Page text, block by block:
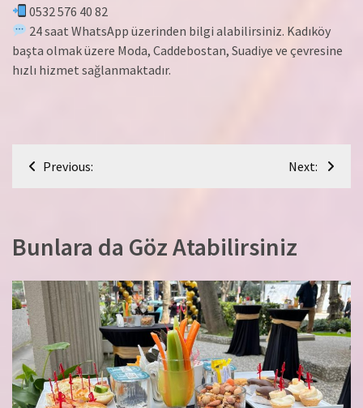
0532 576 40 82
24 saat WhatsApp üzerinden bilgi alabilirsiniz. Kadıköy
başta olmak üzere Moda, Caddebostan, Suadiye ve çevresine
hızlı hizmet sağlanmaktadır.
Yazı
gezinmesi
Previous: Next:
Bunlara da Göz Atabilirsiniz